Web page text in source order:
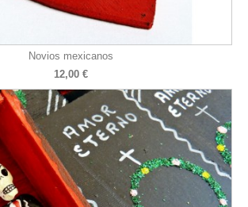
Novios mexicanos
12,00 €